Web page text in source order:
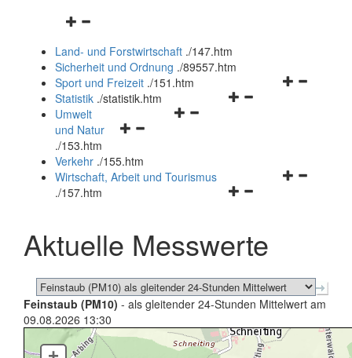
Navigationsmenü
und
schließen
Land- und Forstwirtschaft ./147.htm
Sicherheit und Ordnung ./89557.htm
Navigationsmenü
Sport und Freizeit ./151.htm
Navigationsmenü
Statistik ./statistik.htm
Navigationsmenü
und
schließen
Umwelt
und Natur
./153.htm
Verkehr ./155.htm
Navigationsmenü
schließen
Wirtschaft, Arbeit und Tourismus
./157.htm
Aktuelle Messwerte
Feinstaub (PM10) - als gleitender 24-Stunden Mittelwert am
09.08.2026 13:30